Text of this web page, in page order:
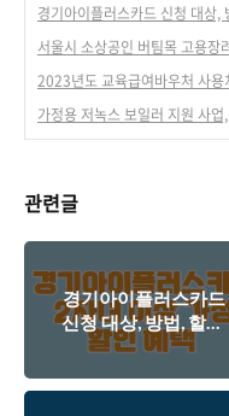
관련글
경기아이플러스카드
신청 대상, 방법, 할인,
다자녀 다둥이 카드